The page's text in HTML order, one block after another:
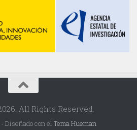
All Rights Reserved.
Diseñado con el Tema Hueman